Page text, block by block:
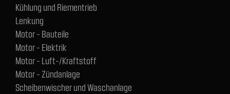
Kühlung und Riementrieb
Lenkung
Motor - Bauteile
Motor - Elektrik
Motor - Luft-/Kraftstoff
Motor - Zündanlage
Scheibenwischer und Waschanlage